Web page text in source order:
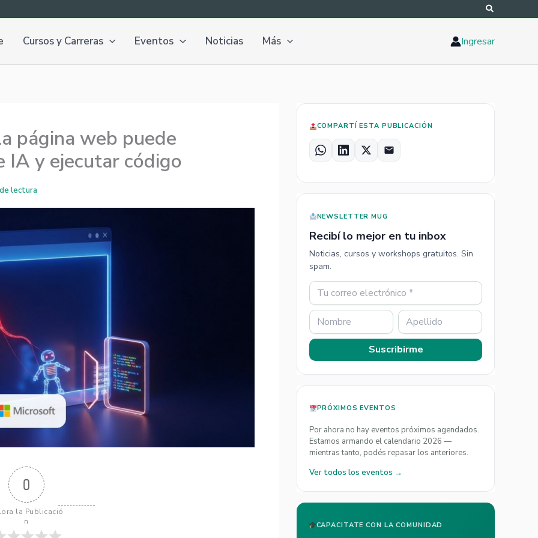
Cursos y Carreras Eventos Noticias Más Ingresar
página web puede
IA y ejecutar código
lectura
0
la Publicació
n
COMPARTÍ ESTA PUBLICACIÓN
W
a
s
p
p
L
n
e
d
I
n
X
E
a
NEWSLETTER MUG
Recibí lo mejor en tu inbox
Noticias, cursos y workshops gratuitos. Sin
spam.
Suscribirme
PRÓXIMOS EVENTOS
Por ahora no hay eventos próximos agendados.
Estamos armando el calendario 2026 —
mientras tanto, podés repasar los anteriores.
Ver todos los eventos →
CAPACITATE CON LA COMUNIDAD